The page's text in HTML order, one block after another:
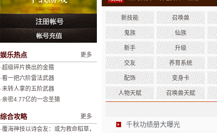
娱乐热点
更多
·超级碎片换出的金箍
·看一把六阶雷法武器
·未转人拿的五阶武器
·亲密4.77亿的一念圣猿
综合攻略
更多
·覆海神技以诗会友：或为救命稻草，
新技能 召唤兽
鬼族 仙族
新手 升级
交友 养育系统
配饰 变身卡
人物天赋 召唤兽天赋
千秋功绩册大曝光